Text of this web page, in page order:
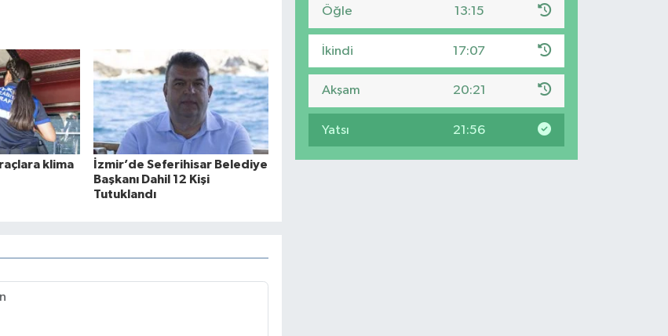
klima
İzmir’de Seferihisar Belediye
Başkanı Dahil 12 Kişi
Tutuklandı
Öğle 13:15
İkindi 17:07
Akşam 20:21
Yatsı 21:56